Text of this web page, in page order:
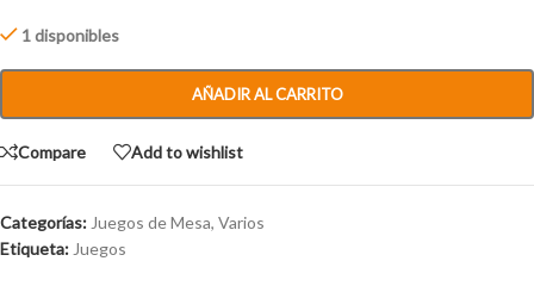
1 disponibles
AÑADIR AL CARRITO
Compare Add to wishlist
Categorías: Juegos de Mesa, Varios
Etiqueta: Juegos